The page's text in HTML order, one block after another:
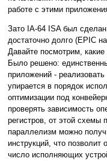
работе с этими
Зато IA-64 ISA был
достаточно долго (EPIC
Давайте посмотрим,
Было решено:
приложений -
упирается в порядок
оптимизации под
проверять зависимость
регистров, от этой схемы
параллелизм можно
инструкций, что позволит
число исполняющих